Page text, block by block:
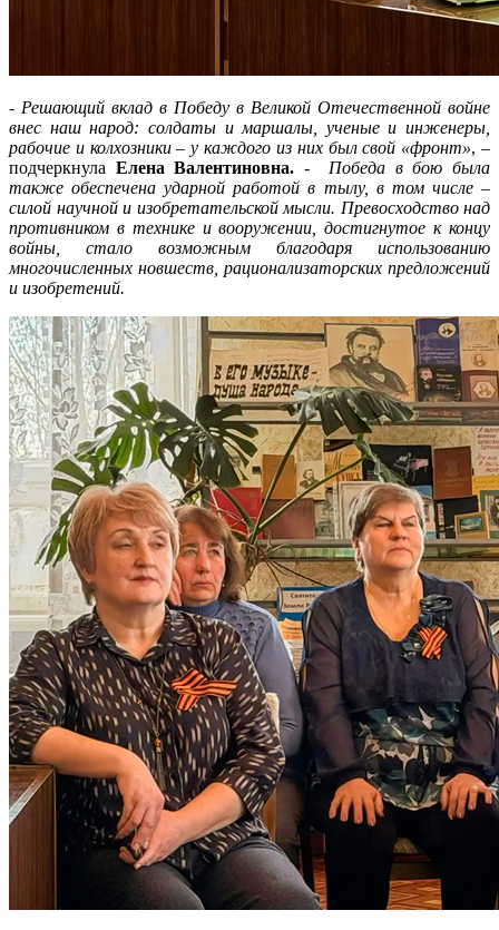
- Решающий вклад в Победу в Великой Отечественной войне
внес наш народ: солдаты и маршалы, ученые и инженеры,
рабочие и колхозники – у каждого из них был свой «фронт», –
подчеркнула Елена Валентиновна. - Победа в бою была
также обеспечена ударной работой в тылу, в том числе –
силой научной и изобретательской мысли. Превосходство над
противником в технике и вооружении, достигнутое к концу
войны, стало возможным благодаря использованию
многочисленных новшеств, рационализаторских предложений
и изобретений.